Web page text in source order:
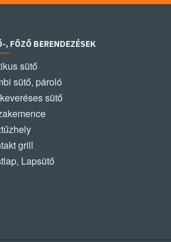
, FŐZŐ BERENDEZÉSEK
sütő
sütő, pároló
sütő
grill
Lapsütő